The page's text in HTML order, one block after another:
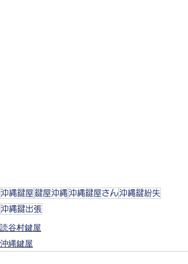
沖縄鍵屋 鍵屋沖縄 沖縄鍵屋さん沖縄鍵紛失
沖縄鍵出張
読谷村鍵屋
沖縄鍵屋